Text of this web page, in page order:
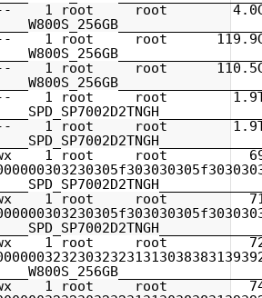
1 root root 4.0G
1 root root 119.9G
1 root root 110.5G
1 root root 1.9T
1 root root 1.9T
1 root root 69
1 root root 71
1 root root 72
1 root root 74